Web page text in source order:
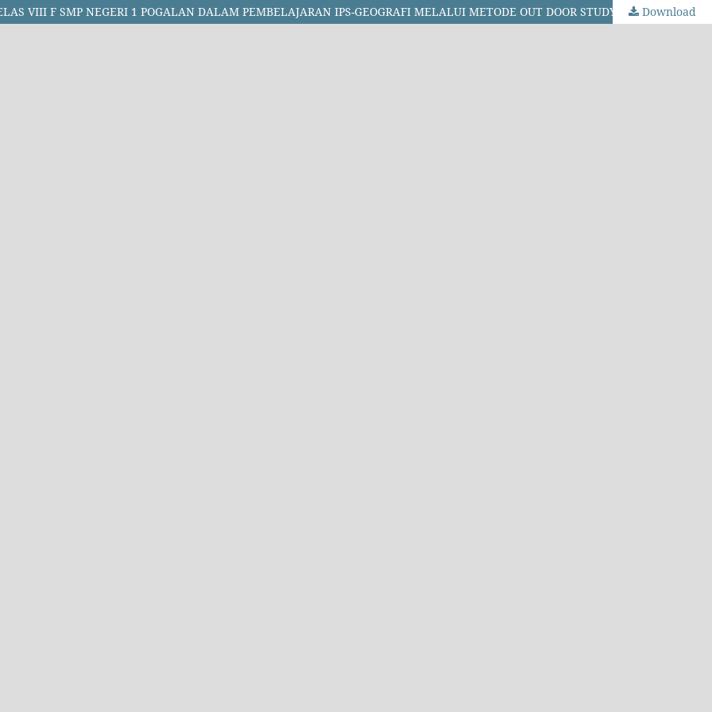
PENINGKATAN MINAT DAN PARTISIPASI BELAJAR SISWA KELAS VIII F SMP NEGERI 1 POGALAN DALAM PEMBELAJARAN IPS-GEOGRAFI MELALUI METODE OUT DOOR STUDY TAHUN PELAJARAN 2014/2015
Download